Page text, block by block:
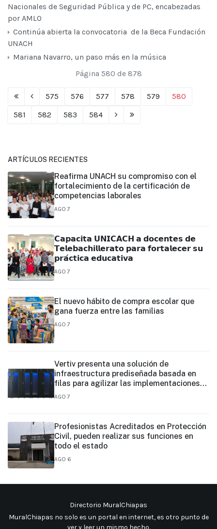
Nacionales de Seguridad Pública y de PC, encabezadas
por AMLO
Continúa abierta la convocatoria de la Beca Fundación
UNACH
Mariana Navarro, un paso más en la música
Página 580 de 878
575 576 577 578 579
580
581
582 583 584
ARTÍCULOS RECIENTES
Reafirma UNACH su compromiso con el
fortalecimiento de la certificación de
competencias laborales
AGO 7
𝗖𝗮𝗽𝗮𝗰𝗶𝘁𝗮 𝗨𝗡𝗜𝗖𝗔𝗖𝗛 𝗮 𝗱𝗼𝗰𝗲𝗻𝘁𝗲𝘀 𝗱𝗲
𝗧𝗲𝗹𝗲𝗯𝗮𝗰𝗵𝗶𝗹𝗹𝗲𝗿𝗮𝘁𝗼 𝗽𝗮𝗿𝗮 𝗳𝗼𝗿𝘁𝗮𝗹𝗲𝗰𝗲𝗿 𝘀𝘂
𝗽𝗿𝗮́𝗰𝘁𝗶𝗰𝗮 𝗲𝗱𝘂𝗰𝗮𝘁𝗶𝘃𝗮
AGO 7
El nuevo hábito de compra escolar que
gana fuerza entre las familias
AGO 7
Vertiv presenta una solución de
infraestructura prediseñada basada en
filas para agilizar las implementaciones
de centros de datos en el borde y de IA en
AGO 7
Profesionistas Acreditados en Protección
Civil, pueden realizar sus funciones en
todo el estado
AGO 6
Directorio MuralChiapas
MuralChiapas no solo es un portal en internet, es otro punto de
ver y leer un mismo hecho.